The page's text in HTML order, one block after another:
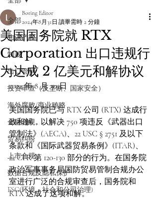
全部
知识产权
制裁
出口管制
投资审查（反垄断、国家安全）
海外腐败/商业贿赂
金融合规
贸易纠纷
上市合规
数据合规及隐私保护
ESG(环境、社会和公司治理)
美国国务院就 RTX
Corporation 出口违规行
为达成 2 亿美元和解协议
Boring Editor
2024年8月31日 讀畢需時 2 分鐘
2024 年 8 月 30 日
美国国务院已与 RTX 公司 (RTX) 达成行
政和解，以解决 750 项违反《武器出口
管制法》(AECA)、22 USC § 2751 及以下
条款和《国际武器贸易条例》(ITAR)、
22 CFR 第 120-130 部分的行为。在国务院
政治军事事务局国防贸易管制合规办公
室进行广泛的合规审查后，国务院和
RTX 达成了这项和解。